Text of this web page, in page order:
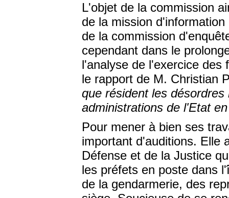
L'objet de la commission
de la mission
de la commission
cependant dans le
l'analyse de l'exercice des
le rapport de M. Christian
que résident les
administrations de l'Etat
Pour mener à bien ses
important d'auditions. Elle
Défense et de la Justice
les préfets en poste dans
de la gendarmerie, des